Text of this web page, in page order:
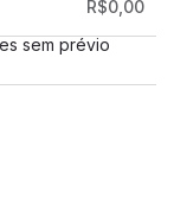
R$0,00
sem prévio